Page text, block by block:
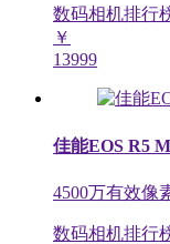
数码相机排行
￥
13999
佳能EOS R5
4500万有效像
数码相机排行